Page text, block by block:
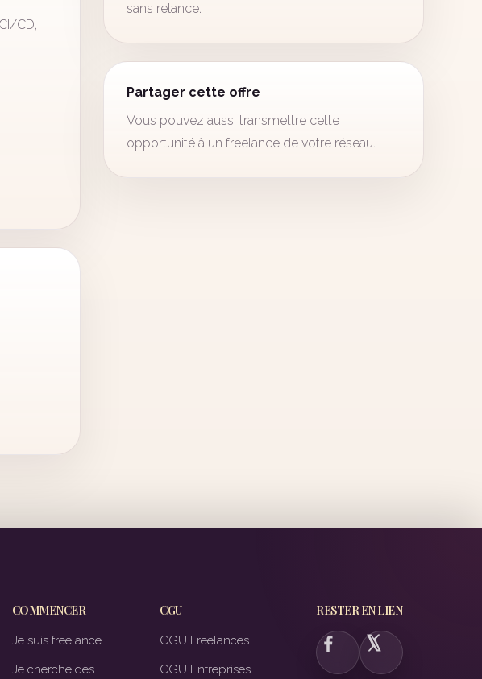
CD,
sans relance.
Partager cette offre
Vous pouvez aussi transmettre cette
opportunité à un freelance de votre réseau.
COMMENCER
Je suis freelance
Je cherche des
CGU
CGU Freelances
CGU Entreprises
RESTER EN LIEN